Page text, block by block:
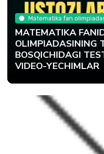
Matematika fan
MATEMATIKA
OLIMPIADASINING
BOSQICHIDAGI
VIDEO-YECHIMLAR